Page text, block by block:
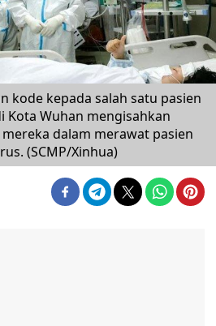
kode kepada salah satu pasien
Kota Wuhan mengisahkan
dalam merawat pasien
(SCMP/Xinhua)